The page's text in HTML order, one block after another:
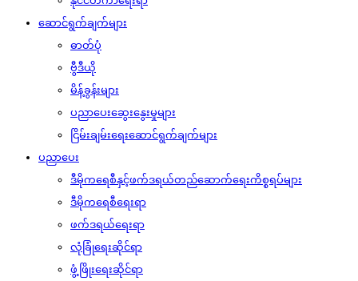
ဆောင်ရွက်ချက်များ
ဓာတ်ပုံ
ဗွီဒီယို
မိန့်ခွန်းများ
ပညာပေးဆွေးနွေးမှုများ
ငြိမ်းချမ်းရေးဆောင်ရွက်ချက်များ
ပညာပေး
ဒီမိုကရေစီနှင့်ဖက်ဒရယ်တည်ဆောက်‌ရေးကိစ္စရပ်များ
ဒီမိုကရေစီရေးရာ
ဖက်ဒရယ်ရေးရာ
လုံခြုံရေးဆိုင်ရာ
ဖွံ့ဖြိုးရေးဆိုင်ရာ